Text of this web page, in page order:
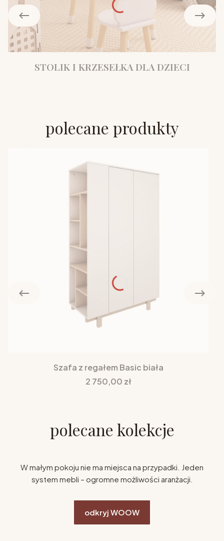
STOLIK I KRZESEŁKA DLA DZIECI
polecane produkty
Szafa z regałem Basic biała
Cena
2 750,00 zł
polecane kolekcje
W małym pokoju nie ma miejsca na przypadki. Jeden
system mebli – ogromne możliwości aranżacji.
odkryj WOOW